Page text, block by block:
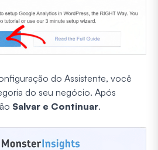
do Assistente, você
do seu negócio. Após
Salvar e Continuar.